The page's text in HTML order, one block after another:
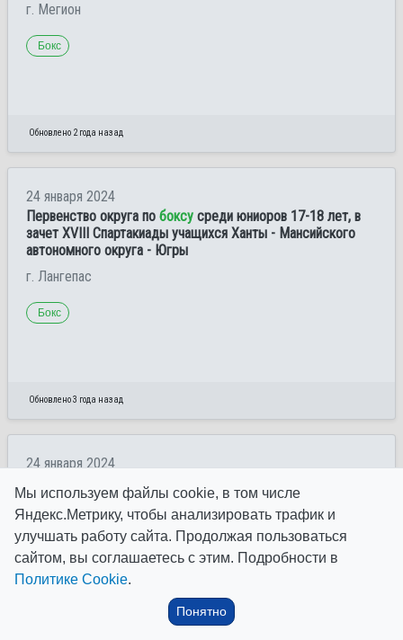
г. Мегион
Бокс
Обновлено 2 года назад
24 января 2024
Первенство округа по боксу среди юниоров 17-18 лет, в
зачет XVIII Спартакиады учащихся Ханты - Мансийского
автономного округа - Югры
г. Лангепас
Бокс
Обновлено 3 года назад
24 января 2024
Чемпионат автономного округа по
лет и старше, посвященный памяти первого президента
федерации бокса Ханты - Мансийского автономного округа
- Югры В.А. Воробьева
г. Лангепас
Мы используем файлы cookie, в том числе
Яндекс.Метрику, чтобы анализировать трафик и
улучшать работу сайта. Продолжая пользоваться
сайтом, вы соглашаетесь с этим. Подробности в
Политике Cookie.
Понятно